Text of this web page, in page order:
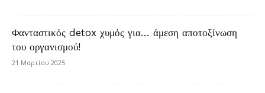
Φανταστικός detox χυμός για… άμεση αποτοξίνωση
του οργανισμού!
21 Μαρτίου 2025